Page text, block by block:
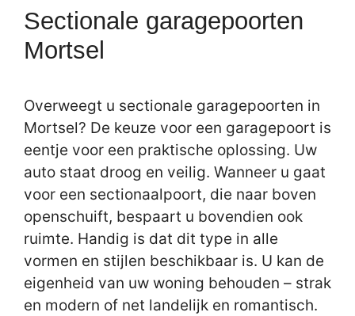
Sectionale garagepoorten
Mortsel
Overweegt u sectionale garagepoorten in
Mortsel? De keuze voor een garagepoort is
eentje voor een praktische oplossing. Uw
auto staat droog en veilig. Wanneer u gaat
voor een sectionaalpoort, die naar boven
openschuift, bespaart u bovendien ook
ruimte. Handig is dat dit type in alle
vormen en stijlen beschikbaar is. U kan de
eigenheid van uw woning behouden – strak
en modern of net landelijk en romantisch.